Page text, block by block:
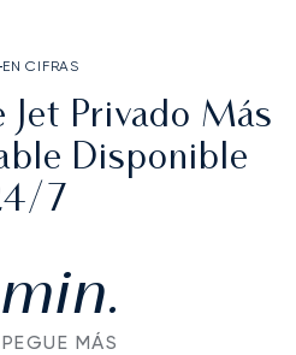
EN CIFRAS
Jet Privado Más
Disponible
7
min.
MÁS